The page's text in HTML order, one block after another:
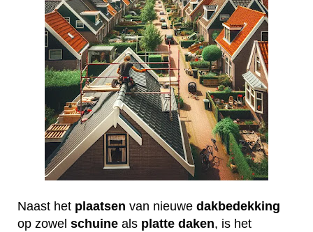
Naast het plaatsen van nieuwe dakbedekking
op zowel schuine als platte daken, is het